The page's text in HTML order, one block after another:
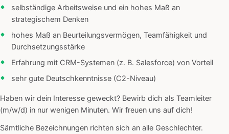
selbständige Arbeitsweise und ein hohes Maß an
strategischem Denken
hohes Maß an Beurteilungsvermögen, Teamfähigkeit und
Durchsetzungsstärke
Erfahrung mit CRM-Systemen (z. B. Salesforce) von Vorteil
sehr gute Deutschkenntnisse (C2-Niveau)
Haben wir dein Interesse geweckt? Bewirb dich als Teamleiter
(m/w/d) in nur wenigen Minuten. Wir freuen uns auf dich!
Sämtliche Bezeichnungen richten sich an alle Geschlechter.